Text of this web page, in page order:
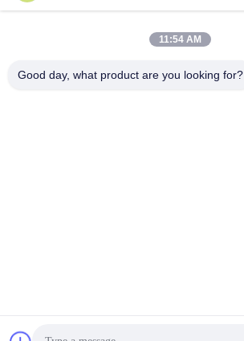
sxcd-gyl@163.com
11:54 AM
Good day, what product are you looking for?